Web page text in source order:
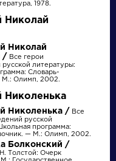
Вечернее
размышление
величестве
при случае
великого
северного
сияния
Ломоносов Михаил
Васильевич »
1978.
Николай
Николай
/ Все герои
русской литературы:
Словарь-
М.: Олимп, 2002.
Николенька
Николенька / Все
русской
программа:
— М.: Олимп, 2002.
Болконский /
Толстой: Очерк